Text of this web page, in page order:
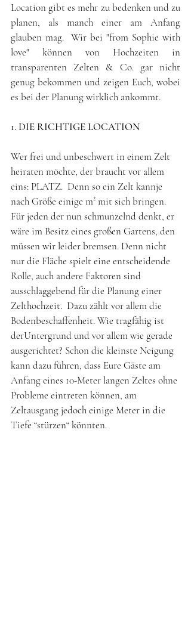
Location gibt es mehr zu bedenken und zu
planen, als manch einer am Anfang
glauben mag.  Wir bei "from Sophie with
love" können von Hochzeiten in
transparenten Zelten & Co. gar nicht
genug bekommen und zeigen Euch, wobei
es bei der Planung wirklich ankommt.
1. DIE RICHTIGE LOCATION
Wer frei und unbeschwert in einem Zelt
heiraten möchte, der braucht vor allem
eins: PLATZ.  Denn so ein Zelt kannje
nach Größe einige m² mit sich bringen.
Für jeden der nun schmunzelnd denkt, er
wäre im Besitz eines großen Gartens, den
müssen wir leider bremsen. Denn nicht
nur die Fläche spielt eine entscheidende
Rolle, auch andere Faktoren sind
ausschlaggebend für die Planung einer
Zelthochzeit.  Dazu zählt vor allem die
Bodenbeschaffenheit. Wie tragfähig ist
derUntergrund und vor allem wie gerade
ausgerichtet? Schon die kleinste Neigung
kann dazu führen, dass Eure Gäste am
Anfang eines 10-Meter langen Zeltes ohne
Probleme eintreten können, am
Zeltausgang jedoch einige Meter in die
Tiefe “stürzen“ könnten.